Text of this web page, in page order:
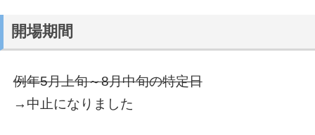
開場期間
例年5月上旬～8月中旬の特定日
→中止になりました